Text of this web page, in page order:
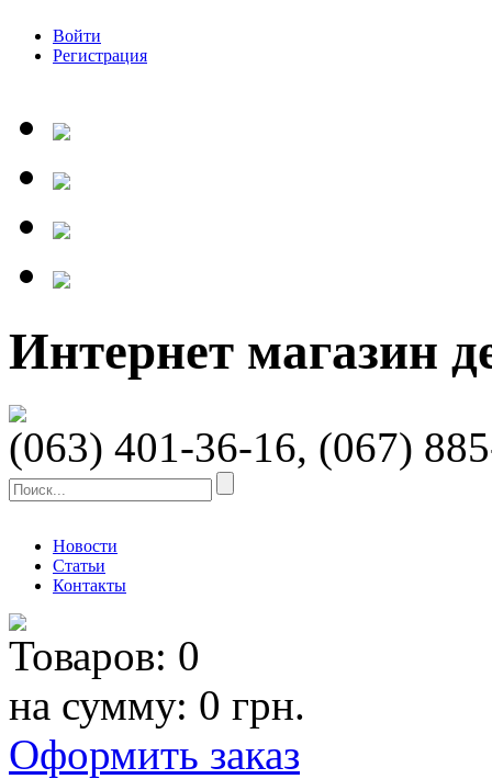
Войти
Регистрация
Интернет магазин
(063) 401-36-16, (067)
Новости
Статьи
Контакты
Товаров: 0
на сумму: 0 грн.
Оформить заказ